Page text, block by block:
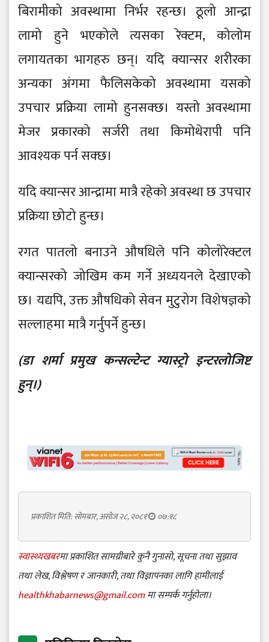
बिरामीको अवस्थामा निर्भर रहन्छ। ठूलो आन्द्रा
लामो हुने भएकोले त्यसका रेक्टम, कोलोम
लगायतका भागहरु छन्। यदि क्यान्सर शरीरका
अन्यका अंगमा फैलिसकेको अवस्थामा यसको
उपचार प्रक्रिया लामो हुनसक्छ। यस्तो अवस्थामा
मेजर प्रकारको सर्जरी तथा किमोथेरापी पनि
आवश्यक पर्न सक्छ।
यदि क्यान्सर आन्द्रामा मात्रै रहेको अवस्था छ उपचार
प्रक्रिया छोटो हुन्छ।
रगत पातलो बनाउने औषधिले पनि कोलोरेक्टल
क्यान्सरको जोखिम कम गर्ने अध्ययनले देखाएको
छ। यद्यपि, उक्त औषधिको सेवन मुटुरोग विशेषज्ञको
सल्लाहमा मात्रै गर्नुपर्ने हुन्छ।
(डा शर्मा प्रमुख कन्सल्टेन्ट ग्यास्ट्रो इन्टरलोजिष्ट
हुन्।)
प्रकाशित मिति: सोमबार, असोज २८, २०८१ ०७:१८
स्वास्थ्यखबरमा प्रकाशित सामग्रीबारे कुनै गुनासो, सूचना तथा सुझाव
तथा लेख, विश्लेषण र जानकारी, तथा विज्ञापनका लागि हामीलाई
healthkhabarnews@gmail.comमा सम्पर्क गर्नुहोला।